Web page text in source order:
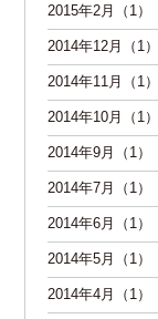
2015年2月（1）
2014年12月（1）
2014年11月（1）
2014年10月（1）
2014年9月（1）
2014年7月（1）
2014年6月（1）
2014年5月（1）
2014年4月（1）